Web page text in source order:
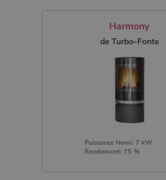
Harmony
de Turbo-Fonte
Puissance Nomi: 7 kW
Rendement: 75 %